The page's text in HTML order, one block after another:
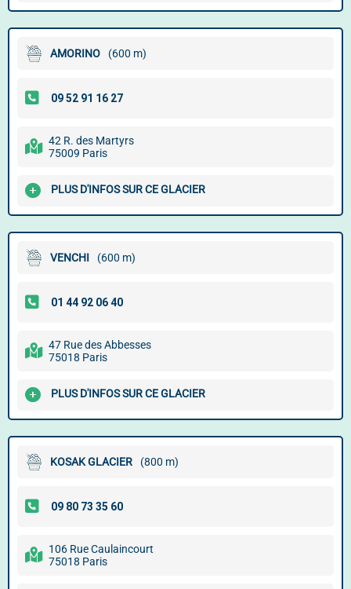
AMORINO (600 m)
42 R. des Martyrs
75009 Paris
PLUS D'INFOS SUR CE GLACIER
VENCHI (600 m)
47 Rue des Abbesses
75018 Paris
PLUS D'INFOS SUR CE GLACIER
KOSAK GLACIER (800 m)
106 Rue Caulaincourt
75018 Paris